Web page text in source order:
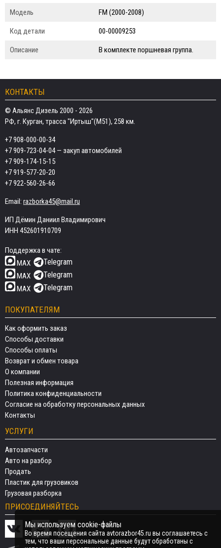
Модель FM (2000-2008)
Код детали 00-00009253
Описание В комплекте поршневая группа.
КОНТАКТЫ
© Альянс Дизель 2000 - 2026
РФ, г. Курган, трасса "Иртыш"(М51), 258 км.
+7 908-000-00-34
+7 909-723-04-04— закуп автомобилей
+7 909-174-15-15
+7 919-577-20-20
+7 922-560-26-66
Email: razborka45@mail.ru
ИП Дёмин Даниил Владимирович
ИНН 452601910709
Поддержка в чате:
MAX
Telegram
MAX Telegram
MAX Telegram
ПОКУПАТЕЛЯМ
Как оформить заказ
Способы доставки
Способы оплаты
Возврат и обмен товара
О компании
Полезная информация
Политика конфиденциальности
Согласие на обработку персональных данных
Контакты
УСЛУГИ
Автозапчасти
Авто на разбор
Продать
Пластик для грузовиков
Грузовая разборка
ПРИСОЕДИНЯЙТЕСЬ
Мы используем cookie-файлы
Во время посещения сайта avtorazbor45.ru вы соглашаетесь с
тем, что ваши персональные данные будут обработаны с